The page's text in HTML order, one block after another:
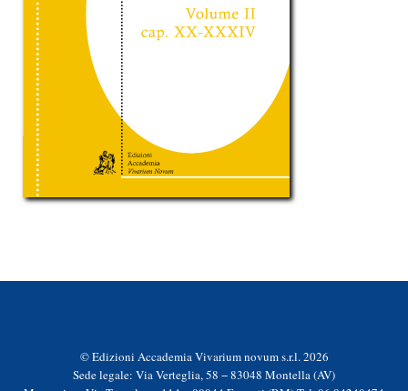
© Edizioni Accademia Vivarium novum s.r.l. 2026
Sede legale: Via Verteglia, 58 − 83048 Montella (AV)